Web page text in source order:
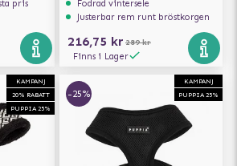
pris
Fodrad vintersele
Justerbar rem runt bröstkorgen
216,75 kr 289 kr
Finns i Lager
KAMPANJ
20% RABATT
PUPPIA 25%
KAMPANJ
PUPPIA 25%
-25%